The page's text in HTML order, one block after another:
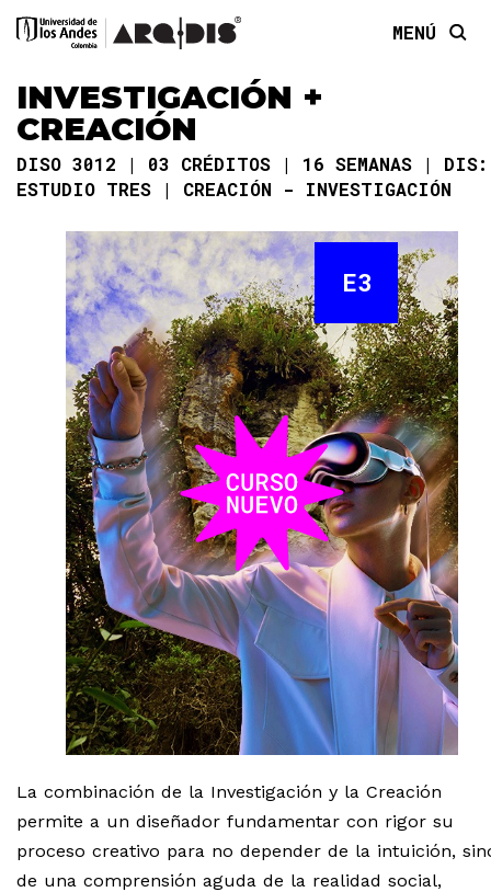
MENÚ
INVESTIGACIÓN +
CREACIÓN
DISO 3012 03 CRÉDITOS 16 SEMANAS
DIS:
ESTUDIO TRES
CREACIÓN - INVESTIGACIÓN
E3
La combinación de la Investigación y la Creación
permite a un diseñador fundamentar con rigor su
proceso creativo para no depender de la intuición,
de una comprensión aguda de la realidad social,